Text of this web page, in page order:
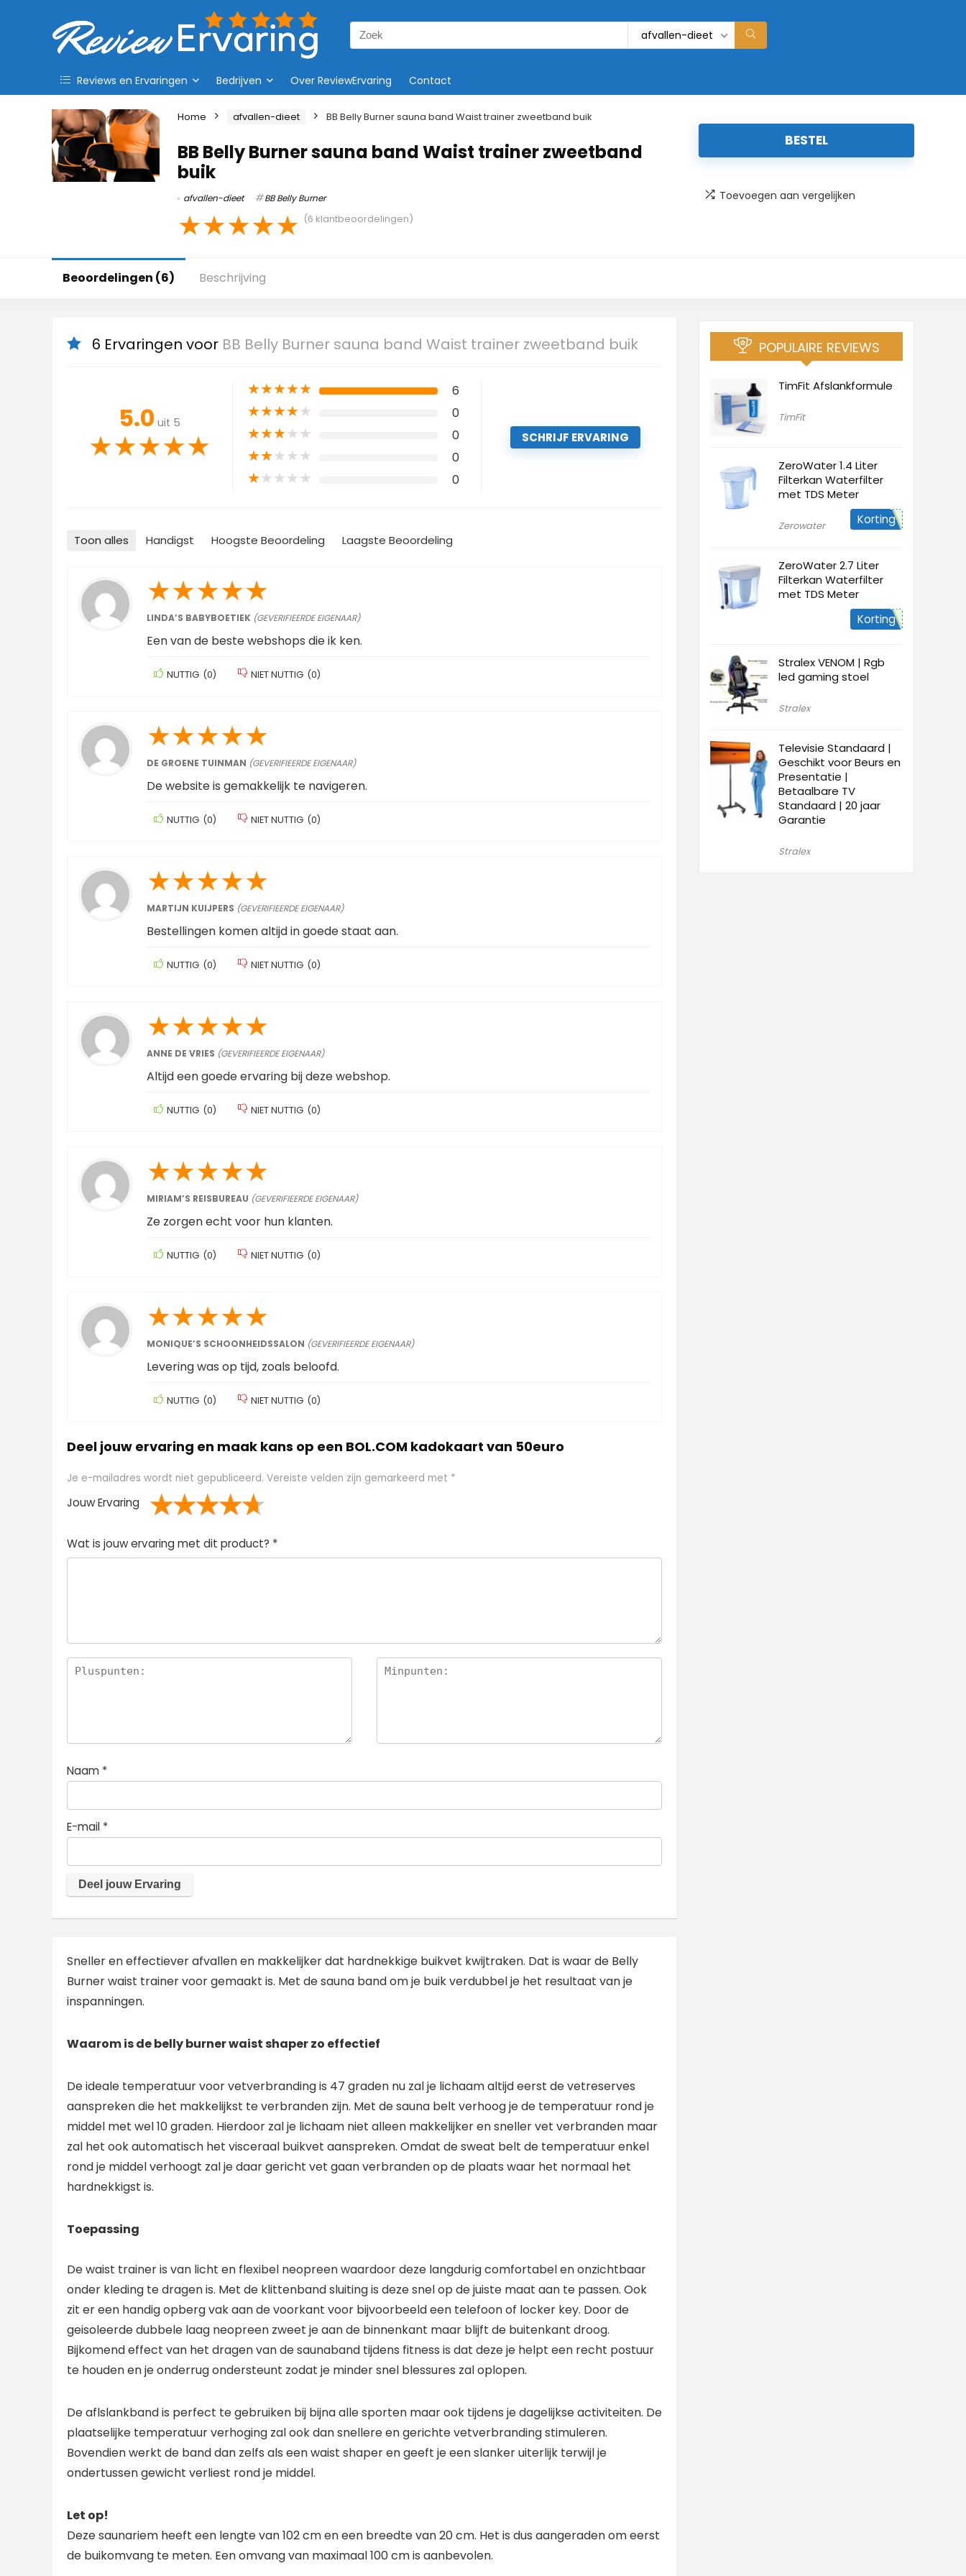
Search
for:
afvallen-dieet
Reviews en Ervaringen Bedrijven Over ReviewErvaring Contact
Home afvallen-dieet BB Belly Burner sauna band Waist trainer zweetband buik
BB Belly Burner sauna band Waist trainer zweetband
buik
afvallen-dieet BB Belly Burner
★★★★★ (6 klantbeoordelingen)
BESTEL
Toevoegen aan vergelijken
Beoordelingen (6) Beschrijving
6 Ervaringen voor BB Belly Burner sauna band Waist trainer zweetband buik
5.0 uit 5
★★★★★
★★★★★ 6
★★★★★ 0
★★★★★ 0
★★★★★ 0
★★★★★ 0
SCHRIJF ERVARING
Toon alles Handigst Hoogste Beoordeling Laagste Beoordeling
★★★★★
LINDA’S BABYBOETIEK (GEVERIFIEERDE EIGENAAR)
Een van de beste webshops die ik ken.
NUTTIG (0) NIET NUTTIG (0)
★★★★★
DE GROENE TUINMAN (GEVERIFIEERDE EIGENAAR)
De website is gemakkelijk te navigeren.
NUTTIG (0) NIET NUTTIG (0)
★★★★★
MARTIJN KUIJPERS (GEVERIFIEERDE EIGENAAR)
Bestellingen komen altijd in goede staat aan.
NUTTIG (0) NIET NUTTIG (0)
★★★★★
ANNE DE VRIES (GEVERIFIEERDE EIGENAAR)
Altijd een goede ervaring bij deze webshop.
NUTTIG (0) NIET NUTTIG (0)
★★★★★
MIRIAM’S REISBUREAU (GEVERIFIEERDE EIGENAAR)
Ze zorgen echt voor hun klanten.
NUTTIG (0) NIET NUTTIG (0)
★★★★★
MONIQUE’S SCHOONHEIDSSALON (GEVERIFIEERDE EIGENAAR)
Levering was op tijd, zoals beloofd.
NUTTIG (0) NIET NUTTIG (0)
Deel jouw ervaring en maak kans op een BOL.COM kadokaart van 50euro
Je e-mailadres wordt niet gepubliceerd. Vereiste velden zijn gemarkeerd met *
Jouw Ervaring
van
de 5
sterren
sterren
Wat is jouw ervaring met dit product? *
Naam *
E-mail *
Sneller en effectiever afvallen en makkelijker dat hardnekkige buikvet kwijtraken. Dat is waar de Belly
Burner waist trainer voor gemaakt is. Met de sauna band om je buik verdubbel je het resultaat van je
inspanningen.
Waarom is de belly burner waist shaper zo effectief
De ideale temperatuur voor vetverbranding is 47 graden nu zal je lichaam altijd eerst de vetreserves
aanspreken die het makkelijkst te verbranden zijn. Met de sauna belt verhoog je de temperatuur rond je
middel met wel 10 graden. Hierdoor zal je lichaam niet alleen makkelijker en sneller vet verbranden maar
zal het ook automatisch het visceraal buikvet aanspreken. Omdat de sweat belt de temperatuur enkel
rond je middel verhoogt zal je daar gericht vet gaan verbranden op de plaats waar het normaal het
hardnekkigst is.
Toepassing
De waist trainer is van licht en flexibel neopreen waardoor deze langdurig comfortabel en onzichtbaar
onder kleding te dragen is. Met de klittenband sluiting is deze snel op de juiste maat aan te passen. Ook
zit er een handig opberg vak aan de voorkant voor bijvoorbeeld een telefoon of locker key. Door de
geisoleerde dubbele laag neopreen zweet je aan de binnenkant maar blijft de buitenkant droog.
Bijkomend effect van het dragen van de saunaband tijdens fitness is dat deze je helpt een recht postuur
te houden en je onderrug ondersteunt zodat je minder snel blessures zal oplopen.
De aflslankband is perfect te gebruiken bij bijna alle sporten maar ook tijdens je dagelijkse activiteiten. De
plaatselijke temperatuur verhoging zal ook dan snellere en gerichte vetverbranding stimuleren.
Bovendien werkt de band dan zelfs als een waist shaper en geeft je een slanker uiterlijk terwijl je
ondertussen gewicht verliest rond je middel.
Let op!
Deze saunariem heeft een lengte van 102 cm en een breedte van 20 cm. Het is dus aangeraden om eerst
de buikomvang te meten. Een omvang van maximaal 100 cm is aanbevolen.
POPULAIRE REVIEWS
TimFit Afslankformule
TimFit
ZeroWater 1.4 Liter
Filterkan Waterfilter
met TDS Meter
Zerowater Korting
ZeroWater 2.7 Liter
Filterkan Waterfilter
met TDS Meter
Korting
Stralex VENOM | Rgb
led gaming stoel
Stralex
Televisie Standaard |
Geschikt voor Beurs en
Presentatie |
Betaalbare TV
Standaard | 20 jaar
Garantie
Stralex